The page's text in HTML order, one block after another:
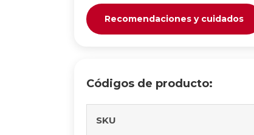
Recomendaciones y cuidados
Códigos de producto:
SKU